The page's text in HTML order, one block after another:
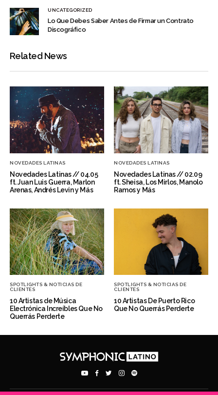
UNCATEGORIZED
Lo Que Debes Saber Antes de Firmar un Contrato
Discográfico
Related News
NOVEDADES LATINAS
Novedades Latinas // 04.05
ft. Juan Luis Guerra, Marlon
Arenas, Andrés Levin y Más
NOVEDADES LATINAS
Novedades Latinas // 02.09
ft. Sheisa, Los Mirlos, Manolo
Ramos y Más
SPOTLIGHTS & NOTICIAS DE
CLIENTES
10 Artistas de Música
Electrónica Increíbles Que No
Querrás Perderte
SPOTLIGHTS & NOTICIAS DE
CLIENTES
10 Artistas De Puerto Rico
Que No Querrás Perderte